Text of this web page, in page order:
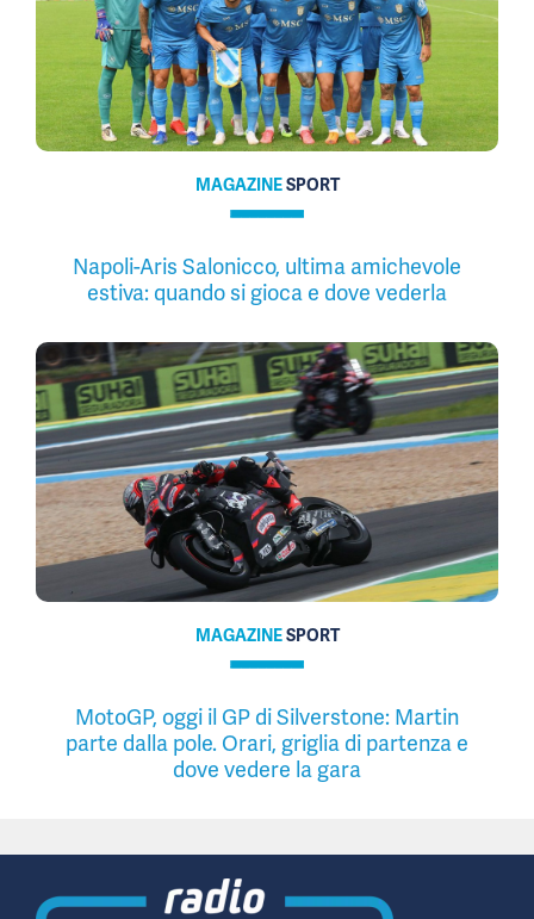
MAGAZINESPORT
Napoli-Aris Salonicco, ultima amichevole
estiva: quando si gioca e dove vederla
MAGAZINESPORT
MotoGP, oggi il GP di Silverstone: Martin
parte dalla pole. Orari, griglia di partenza e
dove vedere la gara